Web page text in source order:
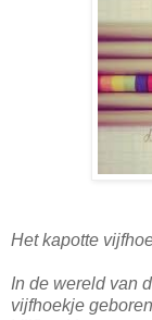
Het kapotte
In de wereld van
vijfhoekje